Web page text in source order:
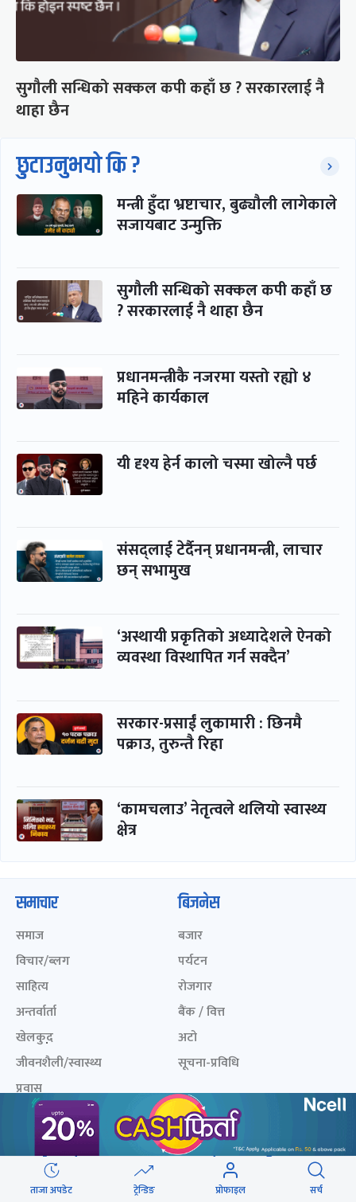
सुगौली सन्धिको सक्कल कपी कहाँ छ ? सरकारलाई नै
थाहा छैन
छुटाउनुभयो कि ?
मन्त्री हुँदा भ्रष्टाचार, बुढ्यौली लागेकाले
सजायबाट उन्मुक्ति
सुगौली सन्धिको सक्कल कपी कहाँ छ
? सरकारलाई नै थाहा छैन
प्रधानमन्त्रीकै नजरमा यस्तो रह्यो ४
महिने कार्यकाल
यी दृश्य हेर्न कालो चस्मा खोल्नै पर्छ
संसद्लाई टेर्दैनन् प्रधानमन्त्री, लाचार
छन् सभामुख
‘अस्थायी प्रकृतिको अध्यादेशले ऐनको
व्यवस्था विस्थापित गर्न सक्दैन’
सरकार-प्रसाईं लुकामारी : छिनमै
पक्राउ, तुरुन्तै रिहा
‘कामचलाउ’ नेतृत्वले थलियो स्वास्थ्य
क्षेत्र
ताजा अपडेट ट्रेन्डिङ प्रोफाइल सर्च
समाचार
समाज
विचार/ब्लग
साहित्य
अन्तर्वार्ता
खेलकुद़़
जीवनशैली/स्वास्थ्य
प्रवास
अन्तर्राष्ट्रिय
बिजनेस
बजार
पर्यटन
रोजगार
बैंक / वित्त
अटो
सूचना-प्रविधि
खेलकुद लाईभ
एनपीएल २०८१
अनलाइनखबर सूची
नेपालका ५० प्रभावशाली